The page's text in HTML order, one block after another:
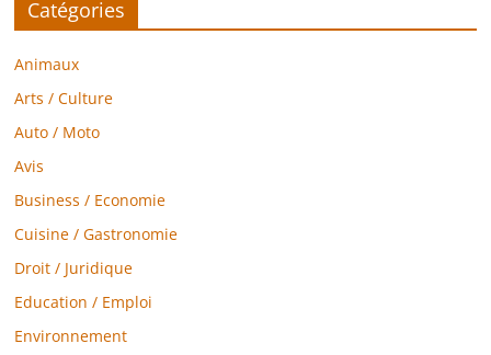
Catégories
Animaux
Arts / Culture
Auto / Moto
Avis
Business / Economie
Cuisine / Gastronomie
Droit / Juridique
Education / Emploi
Environnement